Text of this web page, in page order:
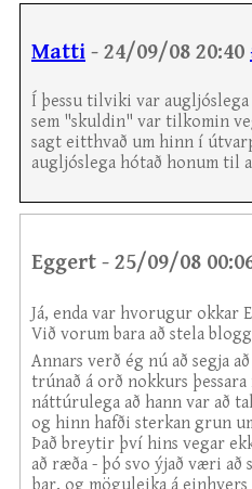
Matti - 24/09/08 20:40
Í þessu tilviki var
sem "skuldin" var tilkomin
sagt eitthvað um hinn í
augljóslega hótað honum til
Eggert - 25/09/08
Já, enda var hvorugur okkar
Við vorum bara að stela
Annars verð ég nú að segja
trúnað á orð nokkurs þessara
náttúrulega að hann var að
og hinn hafði sterkan grun
Það breytir því hins vegar
að ræða - þó svo ýjað væri að